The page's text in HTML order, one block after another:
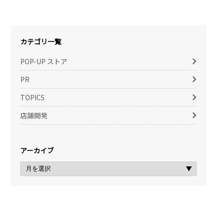
カテゴリ一覧
POP-UP ストア
PR
TOPICS
店舗開発
アーカイブ